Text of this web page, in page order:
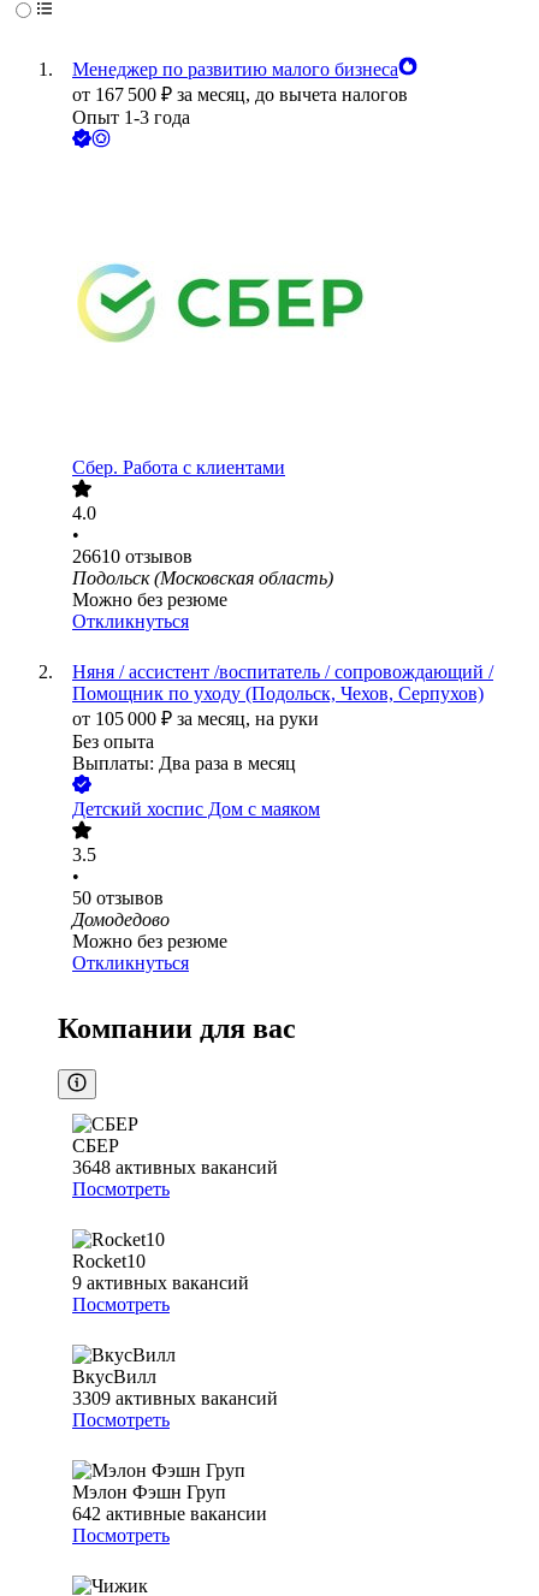
Менеджер по развитию малого бизнеса
от 167 500 ₽ за месяц, до вычета налогов
Опыт 1-3 года
Сбер. Работа с клиентами
4.0
•
26610 отзывов
Подольск (Московская область)
Можно без резюме
Откликнуться
Няня / ассистент /воспитатель / сопровождающий /
Помощник по уходу (Подольск, Чехов, Серпухов)
от 105 000 ₽ за месяц, на руки
Без опыта
Выплаты: Два раза в месяц
Детский хоспис Дом с маяком
3.5
•
50 отзывов
Домодедово
Можно без резюме
Откликнуться
Компании для вас
СБЕР
3648 активных вакансий
Посмотреть
Rocket10
9 активных вакансий
Посмотреть
ВкусВилл
3309 активных вакансий
Посмотреть
Мэлон Фэшн Груп
642 активные вакансии
Посмотреть